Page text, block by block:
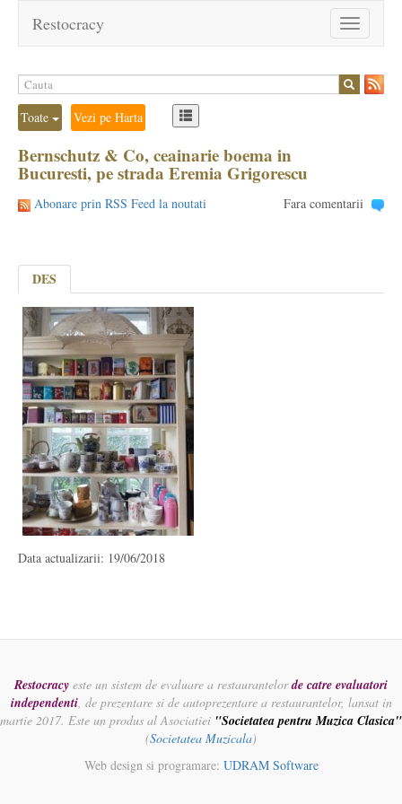
Toggle
navigation
Restocracy
Toate Vezi pe Harta
Bernschutz & Co, ceainarie boema in
Bucuresti, pe strada Eremia Grigorescu
Abonare prin RSS Feed la noutati Fara comentarii
DES
Data actualizarii: 19/06/2018
Restocracy este un sistem de evaluare a restaurantelorde catre evaluatori
independenti, de prezentare si de autoprezentare a restaurantelor, lansat in
martie 2017. Este un produs al Asociatiei "Societatea pentru Muzica Clasica"
(Societatea Muzicala)
Web design si programare: UDRAM Software